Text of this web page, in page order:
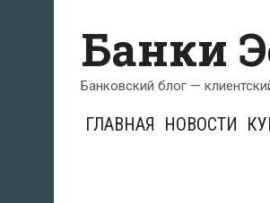
содержимому
Банки
Банковский блог —
ГЛАВНАЯ НОВОСТИ